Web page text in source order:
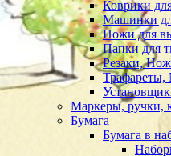
Коврики
Машинки
Ножи для
Папки для
Резаки,
Трафареты,
Маркеры, ручки,
Бумага
Бумага в